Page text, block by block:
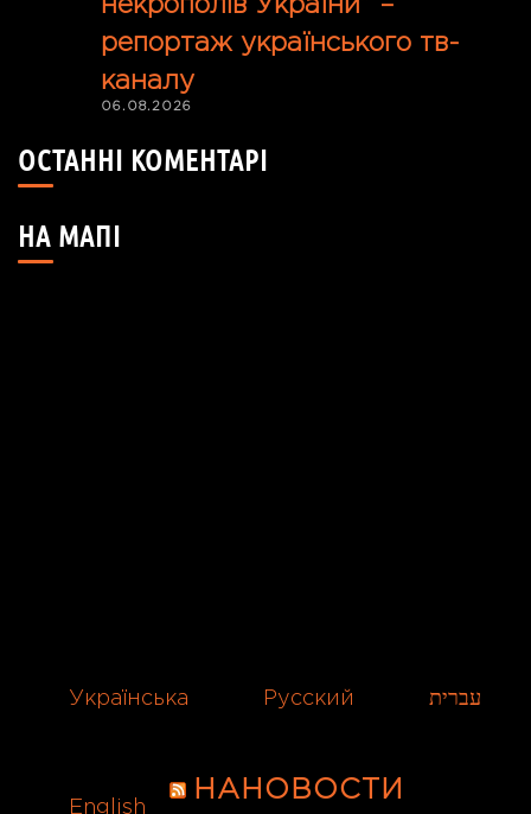
некрополів України” –
репортаж українського тв-
каналу
06.08.2026
ОСТАННІ КОМЕНТАРІ
НА МАПІ
Українська Русский עברית
English
НАНОВОСТИ